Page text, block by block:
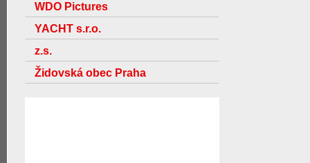
WDO Pictures
YACHT s.r.o.
z.s.
Židovská obec Praha